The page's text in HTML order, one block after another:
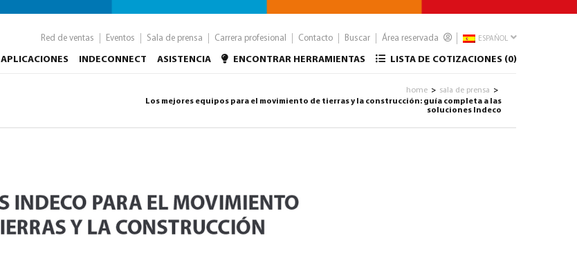
Red de ventas Eventos Sala de prensa Carrera profesional Contacto Buscar Área reservada ESPAÑOL
APLICACIONES INDECONNECT ASISTENCIA ENCONTRAR HERRAMIENTAS LISTA DE COTIZACIONES (0)
home > sala de prensa >
Los mejores equipos para el movimiento de tierras y la construcción: guía completa a las
soluciones Indeco